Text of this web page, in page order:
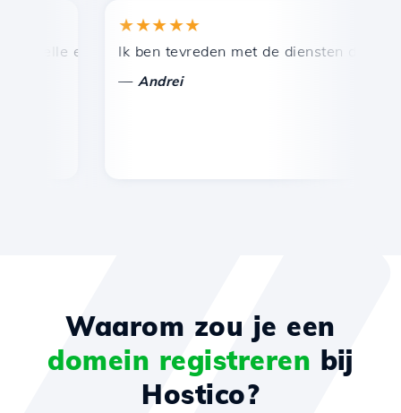
en efficiënte technische ondersteuning.
★★★★★
Ik ben tevreden met de diensten die door
Andrei
Waarom zou je een
domein registreren bij
Hostico?